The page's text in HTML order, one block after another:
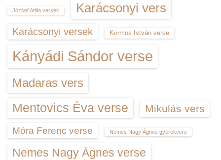
József Attila versek Karácsonyi vers
Karácsonyi versek Kormos István verse
Kányádi Sándor verse
Madaras vers
Mentovics Éva verse Mikulás vers
Móra Ferenc verse Nemes Nagy Ágnes gyerekvers
Nemes Nagy Ágnes verse